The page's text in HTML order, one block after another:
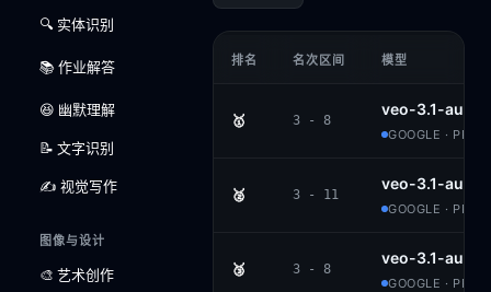
🔍 实体识别
📚 作业解答
😆 幽默理解
📝 文字识别
✍️ 视觉写作
图像与设计
🎨 艺术创作
排名 名次区间 模型
🥇 3 - 8
veo-3.1-
GOOGLE ·
🥈 3 - 11
veo-3.1-audio
GOOGLE ·
🥉 3 - 8
veo-3.1-
GOOGLE ·